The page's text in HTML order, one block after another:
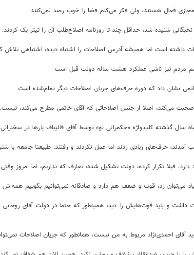
فعال هستند، ولی فکر می‌کنم فضا را خوب رصد نمی‌کنند
شنیده شد، حداقل چند تا روزنامه اصلاح‌طلب آن را تیتر یک کردند.
داشته است اما همیشه آدرس اصلاحات را اشتباه دیده، اشتباهی
مردم نیز ناشی عملکرد هشت ساله دولت قبل است
نشان داد که دوره حرف‌های جریان اصلاحات دیگر تمام‌شده است
صحبت می‌کند، اصلا از جنس اصلاحاتی که آقای خاتمی مطرح می‌کند،
آمدند، حرف‌های زیادی زدند اما عمل نکردند و رفتند. طبیعتا جامعه
قبلا تکرار کرده، دولت تشکیل شده، تعارف که نداریم، اما امروز
می‌توان زد، قوت و ضعف هم دارد و صادقانه نمی‌توانیم بگوییم
آقای احمدی‌نژاد مربوط به من نیست، همانطور که جریان اصلاحات